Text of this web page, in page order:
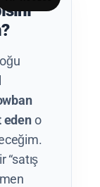
edeno
“satış